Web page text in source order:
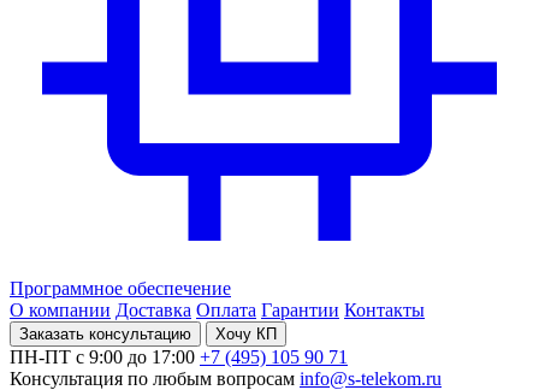
Программное обеспечение
О компании Доставка Оплата Гарантии Контакты
Заказать консультацию Хочу КП
ПН-ПТ с 9:00 до 17:00 +7 (495) 105 90 71
Консультация по любым вопросам info@s-telekom.ru